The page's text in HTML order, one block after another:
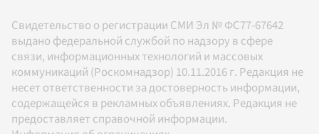
Свидетельство о регистрации СМИ Эл № ФС77-67642
выдано федеральной службой по надзору в сфере
связи, информационных технологий и массовых
коммуникаций (Роскомнадзор) 10.11.2016 г. Редакция не
несет ответственности за достоверность информации,
содержащейся в рекламных объявлениях. Редакция не
предоставляет справочной информации.